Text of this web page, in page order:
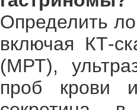
Определить
включая КТ-
(МРТ),
проб крови